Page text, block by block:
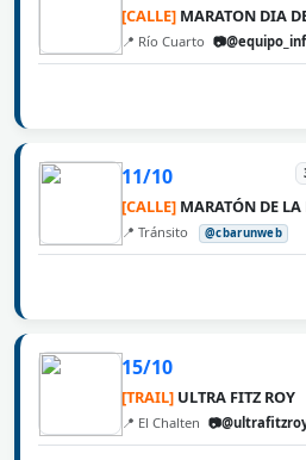
[CALLE] MARATON DIA
📍 Río Cuarto
11/10
[CALLE] MARATÓN DE
📍 Tránsito @cbarunweb
15/10
[TRAIL] ULTRA FITZ ROY
📍 El Chalten